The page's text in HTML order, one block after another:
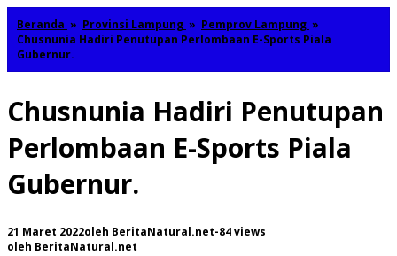
Beranda » Provinsi Lampung » Pemprov Lampung »
Chusnunia Hadiri Penutupan Perlombaan E-Sports Piala
Gubernur.
Chusnunia Hadiri Penutupan
Perlombaan E-Sports Piala
Gubernur.
21 Maret 2022oleh BeritaNatural.net-84 views
oleh BeritaNatural.net